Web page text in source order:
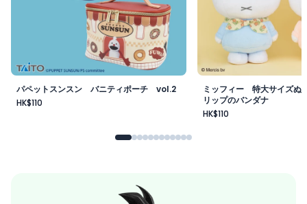
パペットスンスン バニティポーチ vol.2
HK$110
ミッフィー 特大サイズぬ
リップのバンダナ
HK$110